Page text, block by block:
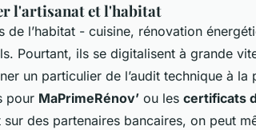
l'artisanat et l'habitat
de l’habitat - cuisine, rénovation
Pourtant, ils se digitalisent à grande
un particulier de l’audit technique à
pour MaPrimeRénov’ ou les certificats
sur des partenaires bancaires, on peut